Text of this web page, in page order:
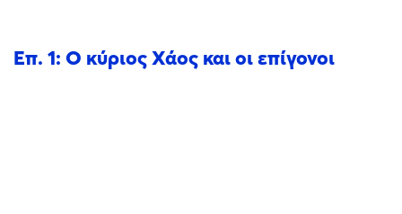
Επ. 1: Ο κύριος Χάος και οι επίγονοι